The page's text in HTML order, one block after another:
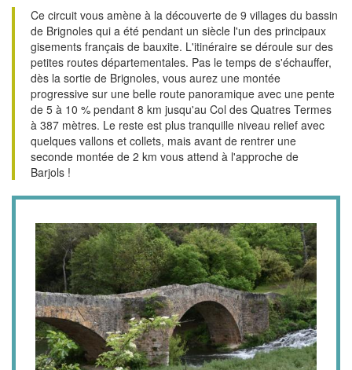
Ce circuit vous amène à la découverte de 9 villages du bassin
de Brignoles qui a été pendant un siècle l'un des principaux
gisements français de bauxite. L'itinéraire se déroule sur des
petites routes départementales. Pas le temps de s'échauffer,
dès la sortie de Brignoles, vous aurez une montée
progressive sur une belle route panoramique avec une pente
de 5 à 10 % pendant 8 km jusqu'au Col des Quatres Termes
à 387 mètres. Le reste est plus tranquille niveau relief avec
quelques vallons et collets, mais avant de rentrer une
seconde montée de 2 km vous attend à l'approche de
Barjols !